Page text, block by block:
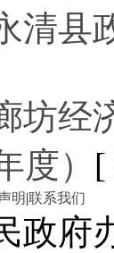
清县
坊经
度） [
明|联系我们
政府